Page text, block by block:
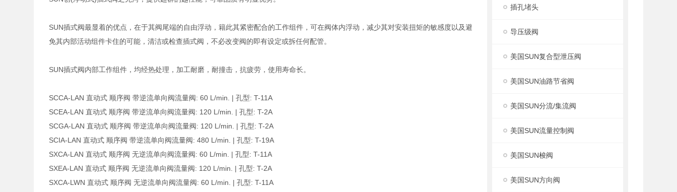
插孔堵头
导压级阀
美国SUN复合型泄压阀
美国SUN油路节省阀
美国SUN分流/集流阀
美国SUN流量控制阀
美国SUN梭阀
美国SUN方向阀
SUN插式阀最显着的优点，在于其阀尾端的自由浮动，籍此其紧密配合的工作组件，可在阀体内浮动，减少其对安装扭矩的敏感度以及避
免其内部活动组件卡住的可能，清洁或检查插式阀，不必改变阀的即有设定或拆任何配管。
SUN插式阀内部工作组件，均经热处理，加工耐磨，耐撞击，抗疲劳，使用寿命长。
SCCA-LAN 直动式 顺序阀 带逆流单向阀流量阀: 60 L/min. | 孔型: T-11A
SCEA-LAN 直动式 顺序阀 带逆流单向阀流量阀: 120 L/min. | 孔型: T-2A
SCGA-LAN 直动式 顺序阀 带逆流单向阀流量阀: 120 L/min. | 孔型: T-2A
SCIA-LAN 直动式 顺序阀 带逆流单向阀流量阀: 480 L/min. | 孔型: T-19A
SXCA-LAN 直动式 顺序阀 无逆流单向阀流量阀: 60 L/min. | 孔型: T-11A
SXEA-LAN 直动式 顺序阀 无逆流单向阀流量阀: 120 L/min. | 孔型: T-2A
SXCA-LWN 直动式 顺序阀 无逆流单向阀流量阀: 60 L/min. | 孔型: T-11A